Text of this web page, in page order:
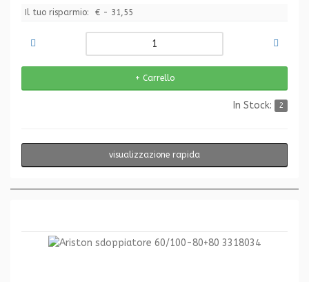
Il tuo risparmio: € - 31,55
In Stock: 2
visualizzazione rapida